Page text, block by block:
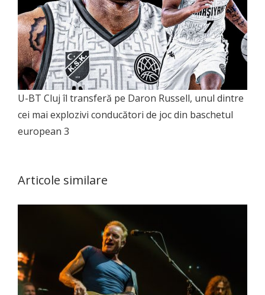
U-BT Cluj îl transferă pe Daron Russell, unul dintre
cei mai explozivi conducători de joc din baschetul
european 3
Articole similare